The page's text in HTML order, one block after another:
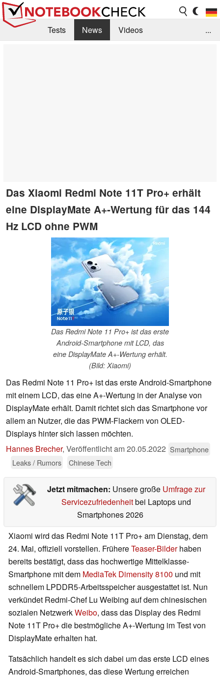
Tests News
Videos
...
Das Xiaomi Redmi Note 11T Pro+ erhält
eine DisplayMate A+-Wertung für das 144
Hz LCD ohne PWM
Das Redmi Note 11 Pro+ ist das erste
Android-Smartphone mit LCD, das
eine DisplayMate A+-Wertung erhält.
(Bild: Xiaomi)
Das Redmi Note 11 Pro+ ist das erste Android-Smartphone
mit einem LCD, das eine A+-Wertung in der Analyse von
DisplayMate erhält. Damit richtet sich das Smartphone vor
allem an Nutzer, die das PWM-Flackern von OLED-
Displays hinter sich lassen möchten.
Hannes Brecher, Veröffentlicht am20.05.2022 Smartphone
Leaks / Rumors
Chinese Tech
Jetzt mitmachen: Unsere große Umfrage zur
Servicezufriedenheitbei Laptops und
Smartphones 2026
Xiaomi wird das Redmi Note 11T Pro+ am Dienstag, dem
24. Mai, offiziell vorstellen. FrühereTeaser-Bilderhaben
bereits bestätigt, dass das hochwertige Mittelklasse-
Smartphone mit dem MediaTek Dimensity 8100 und mit
schnellem LPDDR5-Arbeitsspeicher ausgestattet ist. Nun
verkündet Redmi-Chef Lu Weibing auf dem chinesischen
sozialen NetzwerkWeibo, dass das Display des Redmi
Note 11T Pro+ die bestmögliche A+-Wertung im Test von
DisplayMate erhalten hat.
Tatsächlich handelt es sich dabei um das erste LCD eines
Android-Smartphones, das diese Wertung erreichen